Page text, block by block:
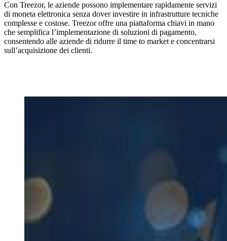
Con Treezor, le aziende possono implementare rapidamente servizi
di moneta elettronica senza dover investire in infrastrutture tecniche
complesse e costose. Treezor offre una piattaforma chiavi in ​​mano
che semplifica l’implementazione di soluzioni di pagamento,
consentendo alle aziende di ridurre il time to market e concentrarsi
sull’acquisizione dei clienti.